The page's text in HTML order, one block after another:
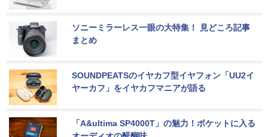
ソニーミラーレス一眼の大特集！ 見どころ記事
まとめ
SOUNDPEATSのイヤカフ型イヤフォン「UU2イ
ヤーカフ」をイヤカフマニアが語る
「A&ultima SP4000T」の魅力！ポケットに入る